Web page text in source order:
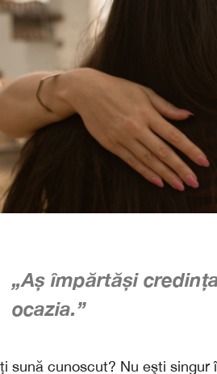
„Aș împărtăși
ocazia.”
sună cunoscut? Nu eşti